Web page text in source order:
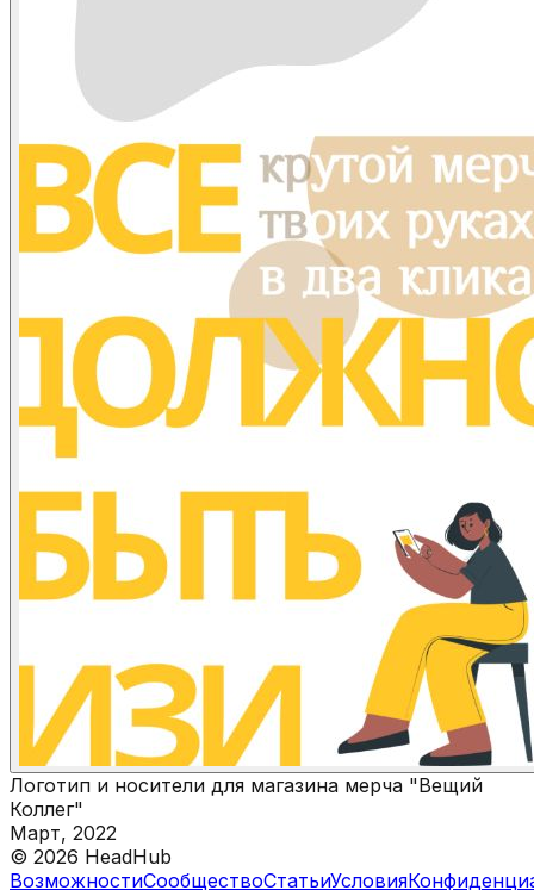
Логотип и носители для магазина мерча "Вещий
Коллег"
Март, 2022
© 2026 HeadHub
ВозможностиСообществоСтатьиУсловия